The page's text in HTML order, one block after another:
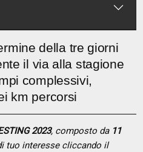
della tre giorni
il via alla stagione
complessivi,
km percorsi
2023, composto da 11
tuo interesse cliccando il